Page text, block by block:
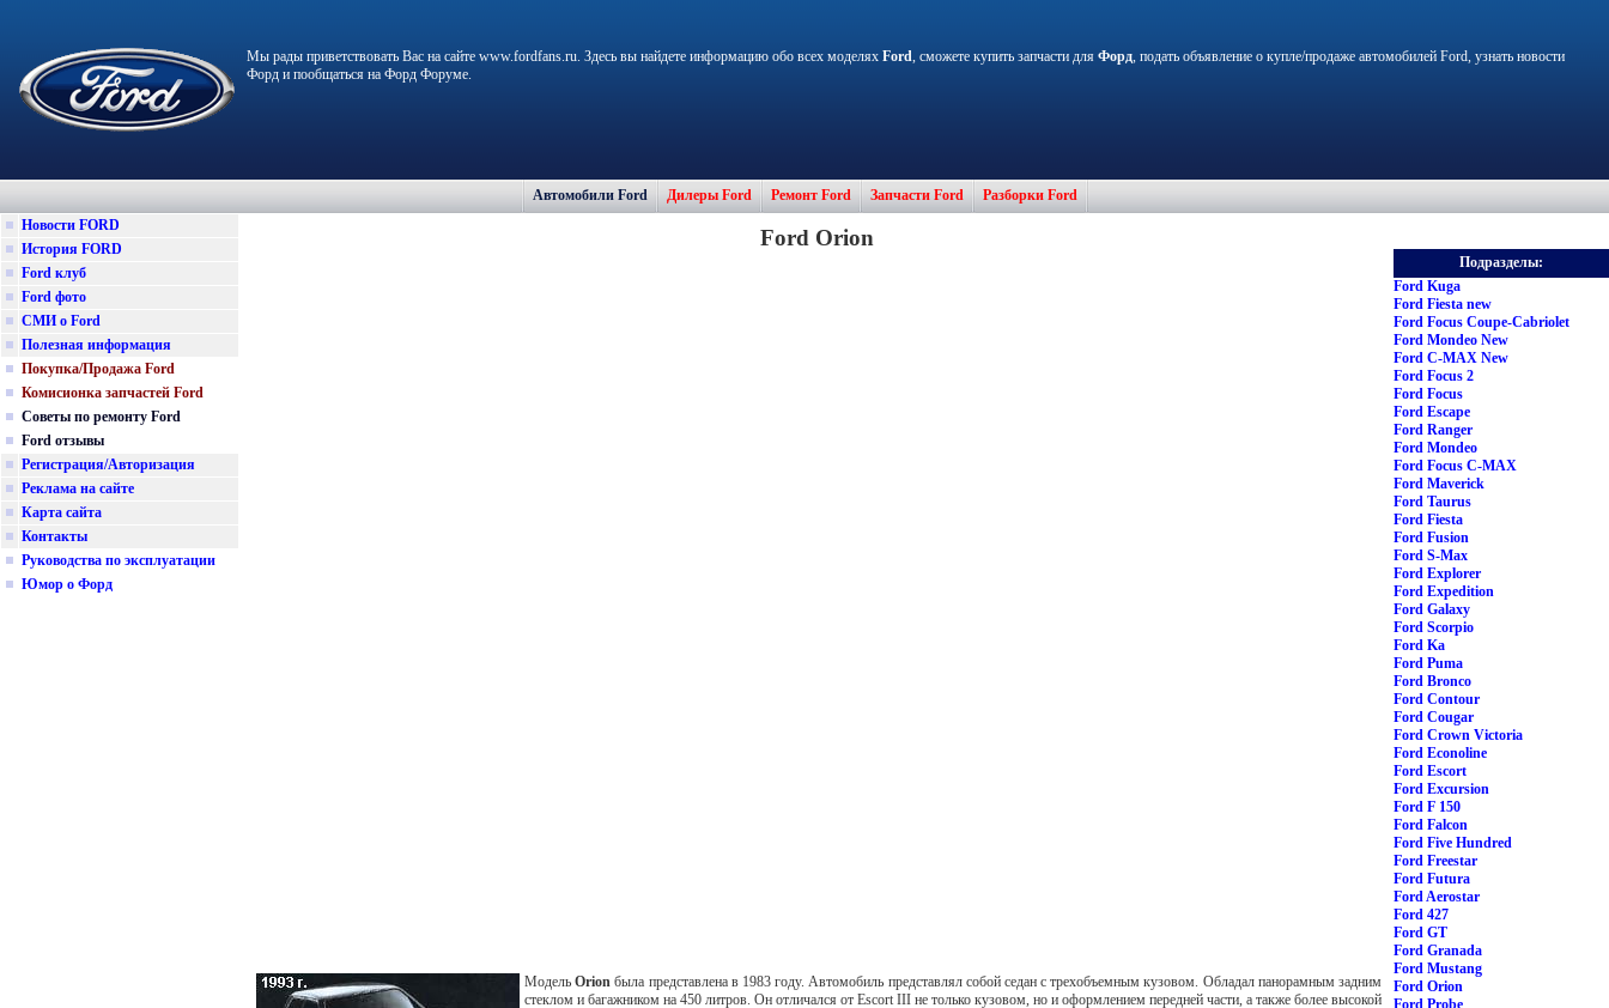
Мы рады приветствовать Вас на сайте www.fordfans.ru. Здесь вы найдете информацию обо всех моделях Ford, сможете купить запчасти для Форд, подать объявление о купле/продаже автомобилей Ford, узнать новости
Форд и пообщаться на Форд Форуме.
Автомобили Ford Дилеры Ford Ремонт Ford Запчасти Ford
Разборки Ford
Новости FORD
История FORD
Ford клуб
Ford фото
СМИ о Ford
Полезная информация
Покупка/Продажа Ford
Комисионка запчастей Ford
Советы по ремонту Ford
Ford отзывы
Регистрация/Авторизация
Реклама на сайте
Карта сайта
Контакты
Руководства по эксплуатации
Юмор о Форд
Ford Orion
МодельOrion была представлена в 1983 году. Автомобиль представлял собой седан с трехобъемным кузовом. Обладал панорамным задним
стеклом и багажником на 450 литров. Он отличался от Escort III не только кузовом, но и оформлением передней части, а также более высокой
Подразделы:
Ford Kuga
Ford Fiesta new
Ford Focus Coupe-Cabriolet
Ford Mondeo New
Ford C-MAX New
Ford Focus 2
Ford Focus
Ford Escape
Ford Ranger
Ford Mondeo
Ford Focus C-MAX
Ford Maverick
Ford Taurus
Ford Fiesta
Ford Fusion
Ford S-Max
Ford Explorer
Ford Expedition
Ford Galaxy
Ford Scorpio
Ford Ka
Ford Puma
Ford Bronco
Ford Contour
Ford Cougar
Ford Crown Victoria
Ford Econoline
Ford Escort
Ford Excursion
Ford F 150
Ford Falcon
Ford Five Hundred
Ford Freestar
Ford Futura
Ford Aerostar
Ford 427
Ford GT
Ford Granada
Ford Mustang
Ford Orion
Ford Probe